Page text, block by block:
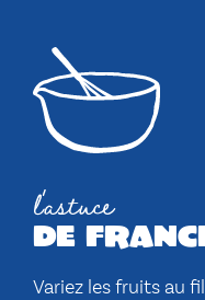
l'astuce
de
Variez les fruits au